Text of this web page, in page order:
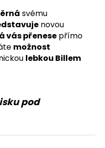
svému
novou
vás přenese přímo
možnost
lebkou Billem
pod